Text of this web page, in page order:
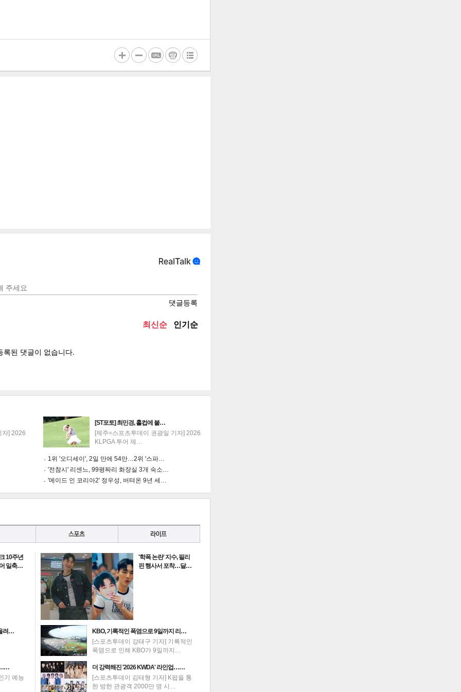
인쇄 목록
자] 2026
[ST포토] 최민경, 홀컵에 붙…
[제주=스포츠투데이 권광일 기자] 2026
KLPGA 투어 제…
1위 '오디세이', 2일 만에 54만…2위 '스파…
'전참시' 리센느, 99평짜리 화장실 3개 숙소…
'메이드 인 코리아2' 정우성, 버텨온 9년 세…
10주년
일축…
려…
기 예능
'학폭 논란' 지수, 필리
핀 행사서 포착…달…
KBO, 기록적인 폭염으로 9일까지 리…
[스포츠투데이 강태구 기자] 기록적인
폭염으로 인해 KBO가 9일까지…
더 강력해진 '2026 KWDA' 라인업……
[스포츠투데이 김태형 기자] K팝을 통
한 방한 관광객 2000만 명 시…